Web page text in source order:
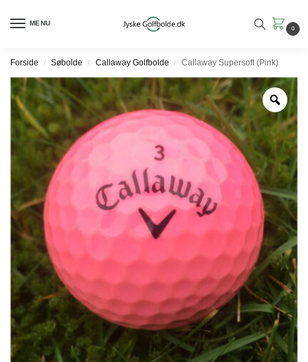
MENU
0
Forside / Søbolde / Callaway Golfbolde / Callaway Supersoft (Pink)